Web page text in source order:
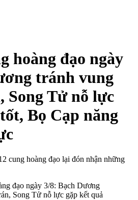
hoàng đạo ngày
tránh vung
Song Tử nỗ lực
Bọ Cạp năng
cung hoàng đạo lại đón nhận những